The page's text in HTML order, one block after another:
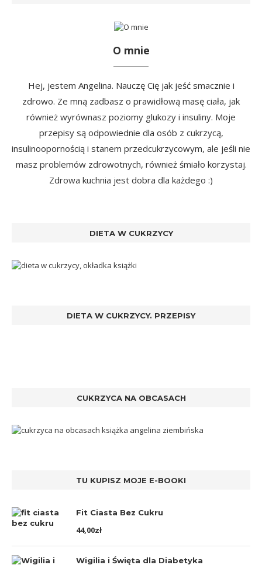
O mnie
Hej, jestem Angelina. Nauczę Cię jak jeść smacznie i
zdrowo. Ze mną zadbasz o prawidłową masę ciała, jak
również wyrównasz poziomy glukozy i insuliny. Moje
przepisy są odpowiednie dla osób z cukrzycą,
insulinoopornością i stanem przedcukrzycowym, ale jeśli nie
masz problemów zdrowotnych, również śmiało korzystaj.
Zdrowa kuchnia jest dobra dla każdego :)
DIETA W CUKRZYCY
DIETA W CUKRZYCY. PRZEPISY
CUKRZYCA NA OBCASACH
TU KUPISZ MOJE E-BOOKI
Fit Ciasta Bez Cukru
44,00zł
Wigilia i Święta dla Diabetyka